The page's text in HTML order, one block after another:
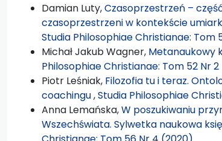
Damian Luty,Czasoprzestrzeń –
czasoprzestrzeni w kontekście
Studia Philosophiae Christianae: Tom
Michał Jakub Wagner, Metanaukowy
Philosophiae Christianae: Tom 52 Nr 2
Piotr Leśniak, Filozofia tu i teraz.
coachingu,Studia Philosophiae
Anna Lemańska,W poszukiwaniu
Wszechświata. Sylwetka naukowa